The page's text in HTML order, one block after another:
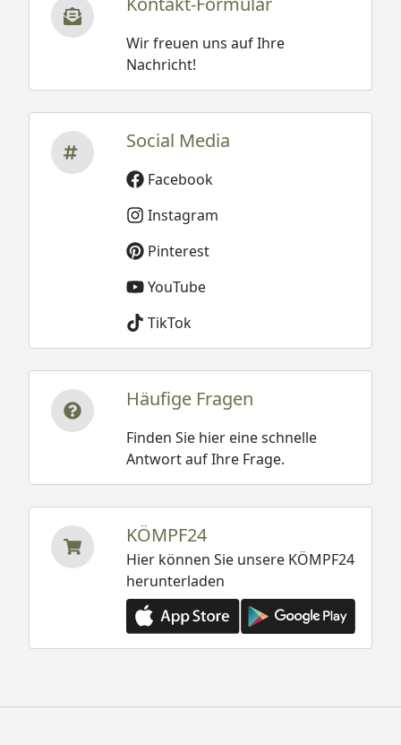
Wir freuen uns auf Ihre
Nachricht!
Social Media
Facebook
Instagram
Pinterest
YouTube
TikTok
Häufige Fragen
Finden Sie hier eine schnelle
Antwort auf Ihre Frage.
KÖMPF24
Hier können Sie unsere KÖMPF24
herunterladen